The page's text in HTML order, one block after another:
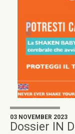
03 NOVEMBER 2023
Dossier IN